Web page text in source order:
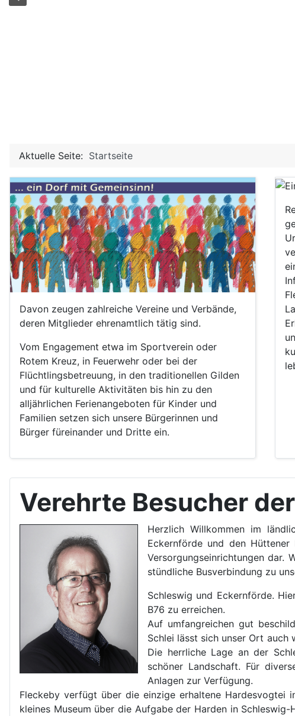
Aktuelle Seite: Startseite
Davon zeugen zahlreiche Vereine und Verbände,
deren Mitglieder ehrenamtlich tätig sind.
Vom Engagement etwa im Sportverein oder
Rotem Kreuz, in Feuerwehr oder bei der
Flüchtlingsbetreuung, in den traditionellen Gilden
und für kulturelle Aktivitäten bis hin zu den
alljährlichen Ferienangeboten für Kinder und
Familien setzen sich unsere Bürgerinnen und
Bürger füreinander und Dritte ein.
Verehrte Besucher
Herzlich Willkommen im
Eckernförde und den Hüttener
Versorgungseinrichtungen dar.
stündliche Busverbindung zu
Schleswig und Eckernförde.
B76 zu erreichen.
Auf umfangreichen gut
Schlei lässt sich unser Ort auch
Die herrliche Lage an der
schöner Landschaft. Für
Anlagen zur Verfügung.
Fleckeby verfügt über die einzige erhaltene Hardesvogtei
kleines Museum über die Aufgabe der Harden in